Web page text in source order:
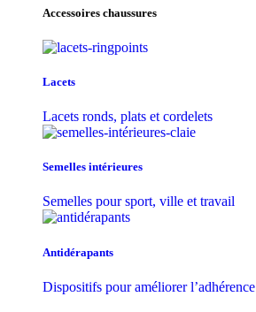
Accessoires chaussures
Lacets
Lacets ronds, plats et cordelets
Semelles intérieures
Semelles pour sport, ville et travail
Antidérapants
Dispositifs pour améliorer l’adhérence